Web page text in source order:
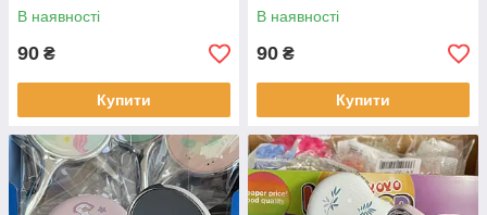
В наявності
90 ₴
Купити
В наявності
90 ₴
Купити